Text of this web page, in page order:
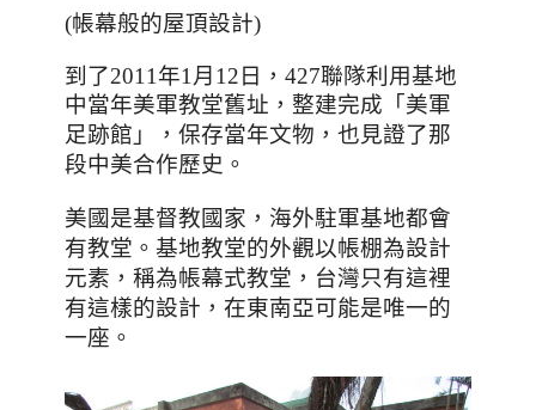
(帳幕般的屋頂設計)
到了2011年1 月 12 日， 427聯隊利用基地
中當年美軍教堂舊址，整建完成「美軍
足跡館」
，保存當年文物，也見證了那
段中美合作歷史。
美國是基督教國家 ，海外駐軍基地都會
有教堂。 基地教堂的外觀以帳棚為設計
元素，稱為帳幕式教堂，台灣只有這裡
有這樣的設計，在東南亞可能是唯一的
一座。